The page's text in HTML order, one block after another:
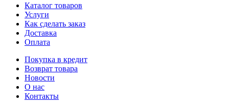
Каталог товаров
Услуги
Как сделать заказ
Доставка
Оплата
Покупка в кредит
Возврат товара
Новости
О нас
Контакты